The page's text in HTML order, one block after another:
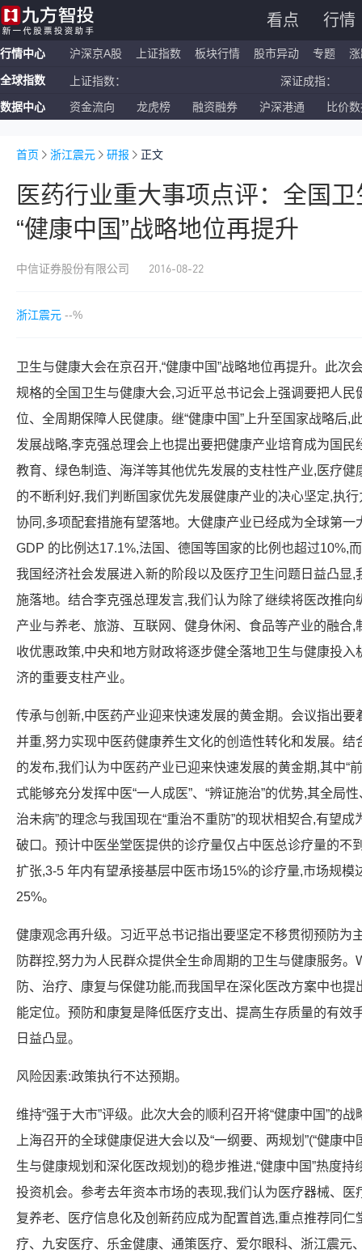
看点 行情
行情中心 沪深京A股 上证指数 板块行情 股市异动 专题
全球指数 上证指数： 深证成指：
恒生指数： 国企指数：
数据中心 资金流向 龙虎榜 融资融券 沪深港通 比价
首页 浙江震元 研报 正文
医药行业重大事项点评：全国
“健康中国”战略地位再提升
中信证券股份有限公司 2016-08-22
浙江震元 --%
卫生与健康大会在京召开,“健康中国”战略地位再提升。此次
规格的全国卫生与健康大会,习近平总书记会上强调要把人
位、全周期保障人民健康。继“健康中国”上升至国家战略后,
发展战略,李克强总理会上也提出要把健康产业培育成为国
教育、绿色制造、海洋等其他优先发展的支柱性产业,医疗健
的不断利好,我们判断国家优先发展健康产业的决心坚定,执
协同,多项配套措施有望落地。大健康产业已经成为全球第
GDP 的比例达17.1%,法国、德国等国家的比例也超过10%,
我国经济社会发展进入新的阶段以及医疗卫生问题日益凸显
施落地。结合李克强总理发言,我们认为除了继续将医改推
产业与养老、旅游、互联网、健身休闲、食品等产业的融合
收优惠政策,中央和地方财政将逐步健全落地卫生与健康投
济的重要支柱产业。
传承与创新,中医药产业迎来快速发展的黄金期。会议指出
并重,努力实现中医药健康养生文化的创造性转化和发展。结
的发布,我们认为中医药产业已迎来快速发展的黄金期,其中“
式能够充分发挥中医“一人成医”、“辨证施治”的优势,其全局
治未病”的理念与我国现在“重治不重防”的现状相契合,有望
破口。预计中医坐堂医提供的诊疗量仅占中医总诊疗量的不
扩张,3-5 年内有望承接基层中医市场15%的诊疗量,市场规模
25%。
健康观念再升级。习近平总书记指出要坚定不移贯彻预防为
防群控,努力为人民群众提供全生命周期的卫生与健康服务
防、治疗、康复与保健功能,而我国早在深化医改方案中也
能定位。预防和康复是降低医疗支出、提高生存质量的有效
日益凸显。
风险因素:政策执行不达预期。
维持“强于大市”评级。此次大会的顺利召开将“健康中国”的
上海召开的全球健康促进大会以及“一纲要、两规划”(“健康
生与健康规划和深化医改规划)的稳步推进,“健康中国”热度
投资机会。参考去年资本市场的表现,我们认为医疗器械、
复养老、医疗信息化及创新药应成为配置首选,重点推荐同
疗、九安医疗、乐金健康、通策医疗、爱尔眼科、浙江震元